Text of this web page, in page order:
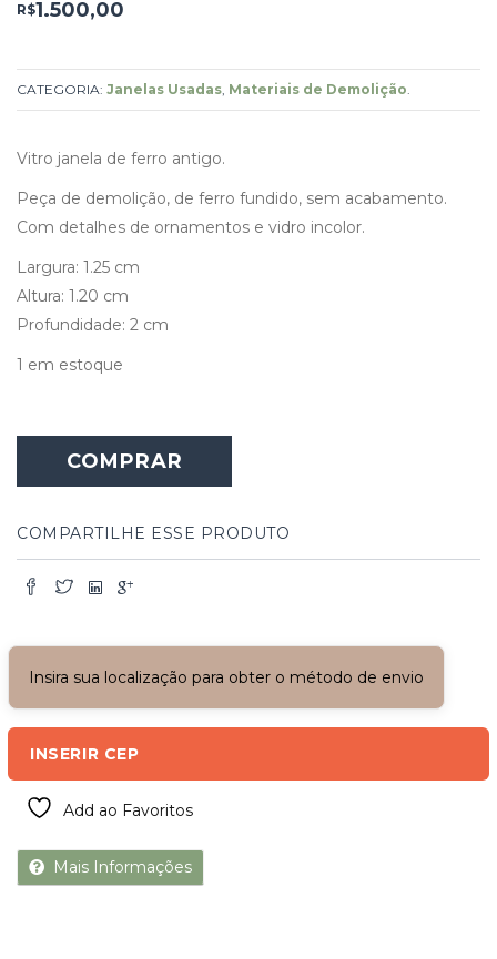
R$1.500,00
CATEGORIA: Janelas Usadas Materiais de Demolição
Vitro janela de ferro antigo.
Peça de demolição, de ferro fundido, sem acabamento.
Com detalhes de ornamentos e vidro incolor.
Largura: 1.25 cm
Altura: 1.20 cm
Profundidade: 2 cm
1 em estoque
COMPRAR
COMPARTILHE ESSE PRODUTO
Insira sua localização para obter o método de envio
INSERIR CEP
Add ao Favoritos
Mais Informações